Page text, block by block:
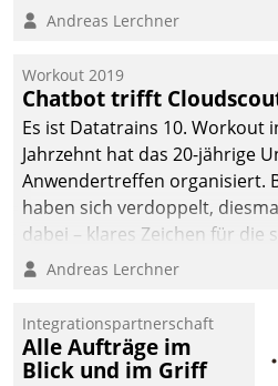
Andreas Lerchner
Workout 2019
Chatbot trifft
Es ist Datatrains 10. Workout
Jahrzehnt hat das 20-jährige
Anwendertreffen organisiert.
haben sich verdoppelt,
dabei – klares Zeichen für die
Fokussierung auf den Kunden.
Andreas Lerchner
Integrationspartnerschaft
Alle Aufträge im
Blick und im Griff